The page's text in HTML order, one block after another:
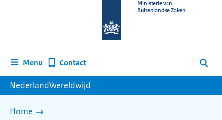
homepage
Ministerie van
Buitenlandse Zaken
Menu Contact Zoeken
NederlandWereldwijd
Home